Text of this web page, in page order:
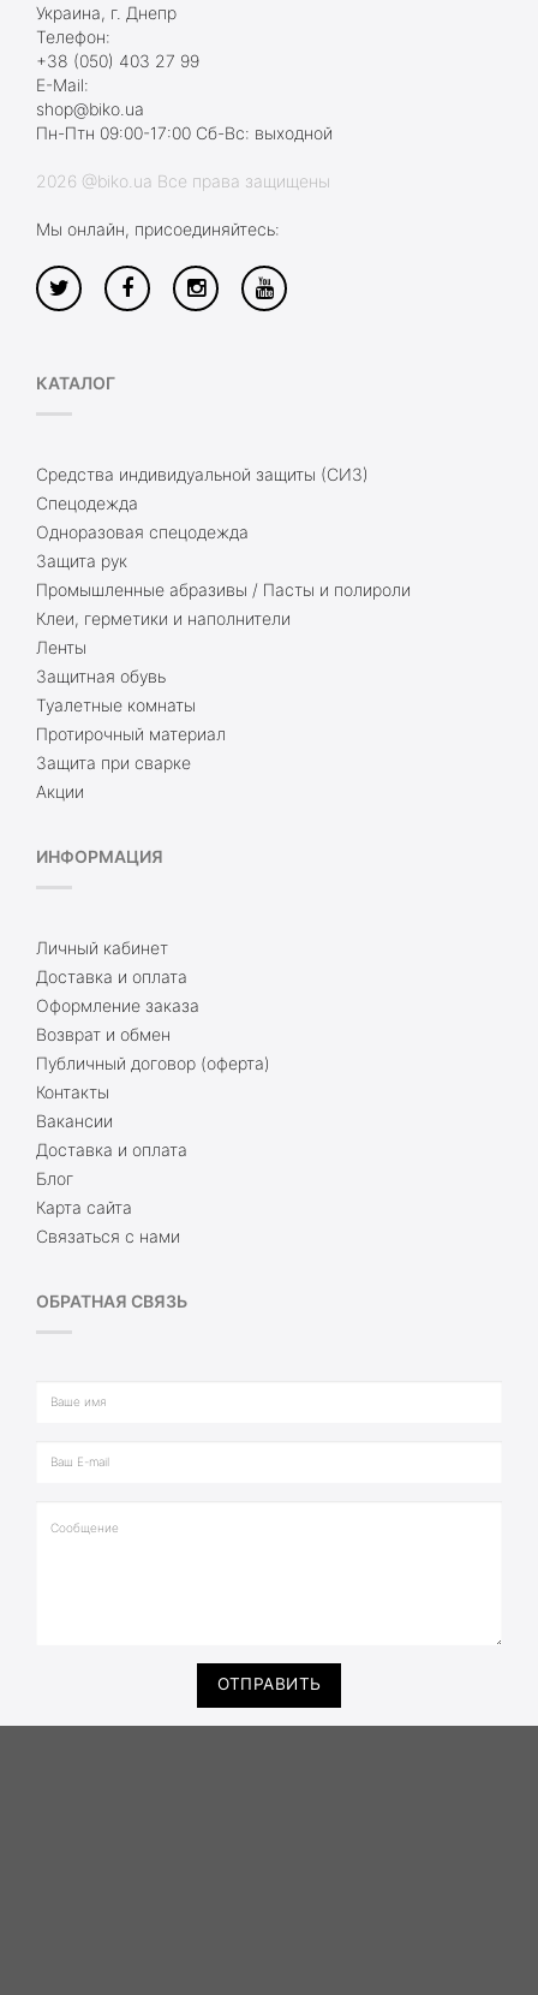
Украина, г. Днепр
Телефон:
+38 (050) 403 27 99
E-Mail:
shop@biko.ua
Пн-Птн 09:00-17:00 Сб-Вс: выходной
2026 @biko.ua Все права защищены
Мы онлайн, присоединяйтесь:
КАТАЛОГ
Средства индивидуальной защиты (СИЗ)
Спецодежда
Одноразовая спецодежда
Защита рук
Промышленные абразивы / Пасты и полироли
Клеи, герметики и наполнители
Ленты
Защитная обувь
Туалетные комнаты
Протирочный материал
Защита при сварке
Акции
ИНФОРМАЦИЯ
Личный кабинет
Доставка и оплата
Оформление заказа
Возврат и обмен
Публичный договор (оферта)
Контакты
Вакансии
Доставка и оплата
Блог
Карта сайта
Связаться с нами
ОБРАТНАЯ СВЯЗЬ
ОТПРАВИТЬ